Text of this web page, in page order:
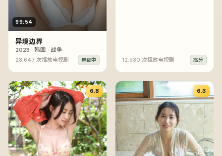
99:54
异境边界
2023 · 韩国 · 战争
28,647 次播放电视剧 连载中 12,530 次播放电视剧 高分
6.8 6.3